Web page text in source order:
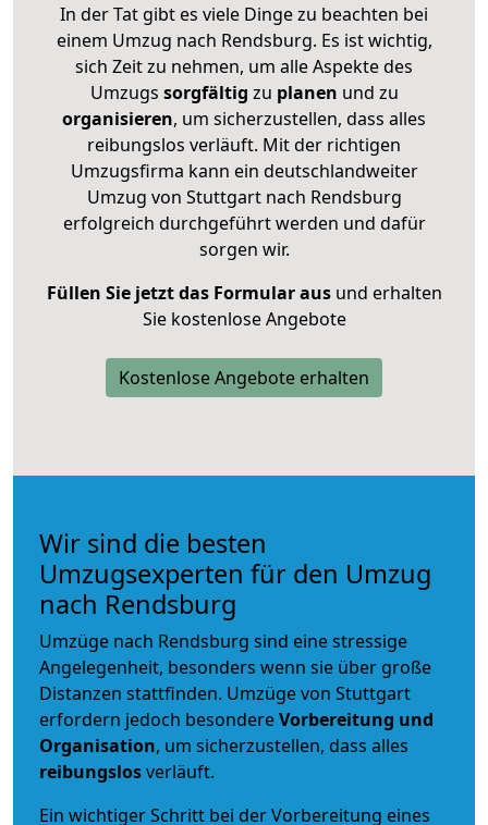
In der Tat gibt es viele Dinge zu beachten bei
einem Umzug nach Rendsburg. Es ist wichtig,
sich Zeit zu nehmen, um alle Aspekte des
Umzugs sorgfältig zu planen und zu
organisieren, um sicherzustellen, dass alles
reibungslos verläuft. Mit der richtigen
Umzugsfirma kann ein deutschlandweiter
Umzug von Stuttgart nach Rendsburg
erfolgreich durchgeführt werden und dafür
sorgen wir.
Füllen Sie jetzt das Formular ausund erhalten
Sie kostenlose Angebote
Kostenlose Angebote erhalten
Wir sind die besten
Umzugsexperten für den Umzug
nach Rendsburg
Umzüge nach Rendsburg sind eine stressige
Angelegenheit, besonders wenn sie über große
Distanzen stattfinden. Umzüge von Stuttgart
erfordern jedoch besondereVorbereitung und
Organisation, um sicherzustellen, dass alles
reibungslosverläuft.
Ein wichtiger Schritt bei der Vorbereitung eines